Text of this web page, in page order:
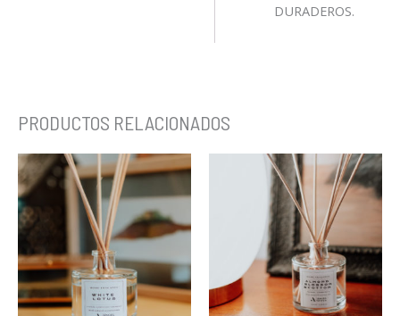
DURADEROS.
PRODUCTOS RELACIONADOS